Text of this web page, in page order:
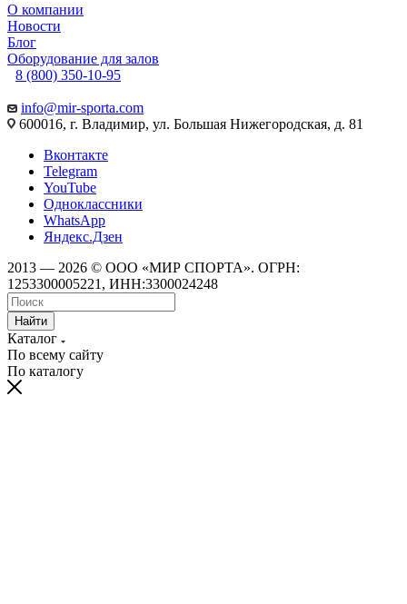
О компании
Новости
Блог
Оборудование для залов
8 (800) 350-10-95
info@mir-sporta.com
600016, г. Владимир, ул. Большая Нижегородская, д. 81
Вконтакте
Telegram
YouTube
Одноклассники
WhatsApp
Яндекс.Дзен
2013 — 2026 © ООО «МИР СПОРТА». ОГРН:
1253300005221, ИНН:3300024248
Найти
Каталог
По всему сайту
По каталогу